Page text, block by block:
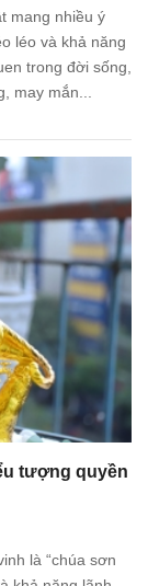
mang nhiều ý
léo và khả năng
trong đời sống,
may mắn...
tượng quyền
là “chúa sơn